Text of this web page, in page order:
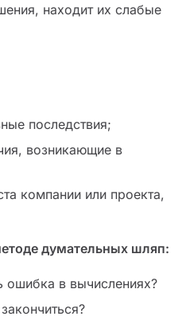
находит их слабые
последствия;
возникающие в
компании или проекта,
думательных шляп:
ошибка в вычислениях?